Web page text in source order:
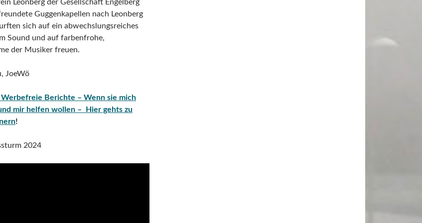
Leonberg der Gesellschaft Engelberg
Guggenkapellen nach Leonberg
sich auf ein abwechslungsreiches
Sound und auf farbenfrohe,
der Musiker freuen.
JoeWö
Berichte – Wenn sie mich
mir helfen wollen – Hier gehts zu
!
2024